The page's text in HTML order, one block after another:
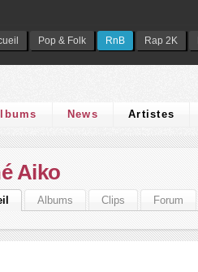
Pop & Folk RnB Rap 2K
News Artistes
Aiko
Albums Clips Forum